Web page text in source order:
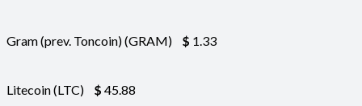
Gram (prev. Toncoin) (GRAM) $ 1.33
Litecoin (LTC) $ 45.88